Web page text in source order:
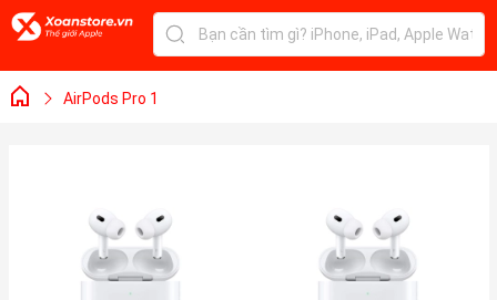
AirPods Pro 1